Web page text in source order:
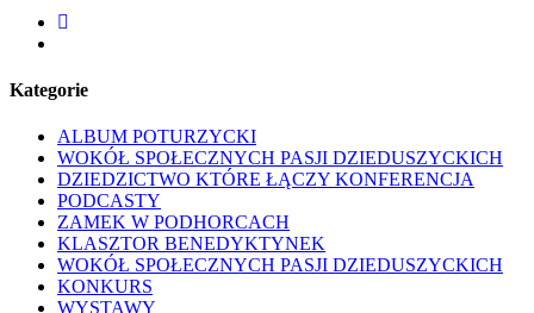
facebook
Kategorie
ALBUM POTURZYCKI
WOKÓŁ SPOŁECZNYCH PASJI DZIEDUSZYCKICH
DZIEDZICTWO KTÓRE ŁĄCZY KONFERENCJA
PODCASTY
ZAMEK W PODHORCACH
KLASZTOR BENEDYKTYNEK
WOKÓŁ SPOŁECZNYCH PASJI DZIEDUSZYCKICH
KONKURS
WYSTAWY